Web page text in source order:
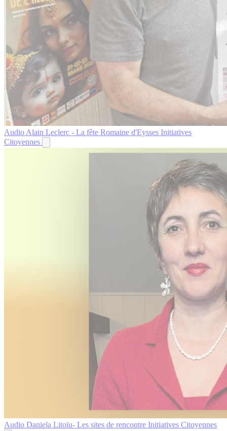
AudioAlain Leclerc - La fête Romaine d'Eysses Initiatives
Citoyennes
Audio Daniela Litoïu- Les sites de rencontre Initiatives Citoyennes